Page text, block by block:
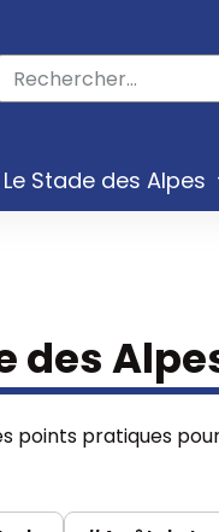
Le Stade des Alpes
des
points pratiques